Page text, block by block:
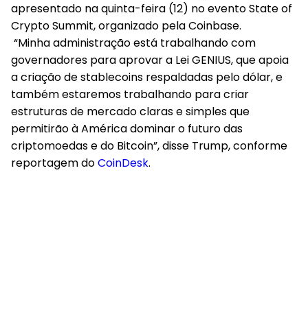
apresentado na quinta-feira (12) no evento State of
Crypto Summit, organizado pela Coinbase.
“Minha administração está trabalhando com
governadores para aprovar a Lei GENIUS, que apoia
a criação de stablecoins respaldadas pelo dólar, e
também estaremos trabalhando para criar
estruturas de mercado claras e simples que
permitirão à América dominar o futuro das
criptomoedas e do Bitcoin”, disse Trump, conforme
reportagem doCoinDesk.